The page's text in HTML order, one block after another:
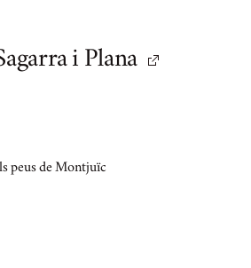
i Plana
peus de Montjuïc